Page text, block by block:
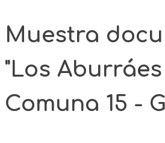
Muestra
"Los
Comuna 15 -